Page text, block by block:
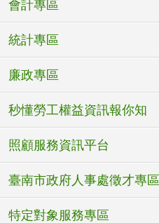
會計專區
統計專區
廉政專區
秒懂勞工權益資訊報你知
照顧服務資訊平台
臺南市政府人事處徵才專區
特定對象服務專區